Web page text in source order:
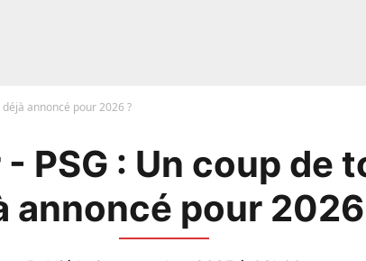
annoncé pour 2026 ?
PSG : Un coup de
annoncé pour